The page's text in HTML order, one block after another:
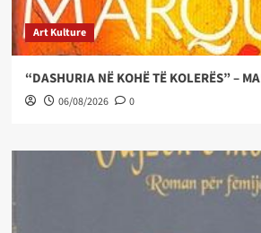
Art Kulture
“DASHURIA NË KOHË TË KOLERËS” –
06/08/2026 0